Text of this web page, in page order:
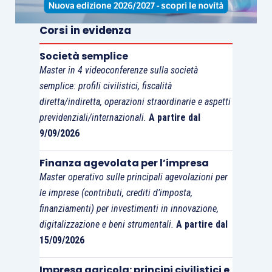
Di fatto con questa limitazione si traccia una
linea di demarcazioneben precisa tra quanti non
potranno fare leva su questa agevolazione (le
piccole e medie associazionie società sportive
dilettantistiche) e quelle che invece, per
struttura e dimensioni (nel settore
dilettantistico, le squadre della massima serie dei
vari campionati), potranno pensare di aumentare
la propriacapacità di “reclutamento” degli
sponsorfacendo leva su questo consistente
beneficio fiscale.
Al netto di questa
soggetti destinatari degli investimenti sono:
Corsi in evidenza
Società semplice
Master in 4 videoconferenze sulla società
semplice: profili civilistici, fiscalità
diretta/indiretta, operazioni straordinarie e aspetti
previdenziali/internazionali. A partire dal
9/09/2026
Finanza agevolata per l’impresa
Master operativo sulle principali agevolazioni per
le imprese (contributi, crediti d’imposta,
finanziamenti) per investimenti in innovazione,
digitalizzazione e beni strumentali. A partire dal
15/09/2026